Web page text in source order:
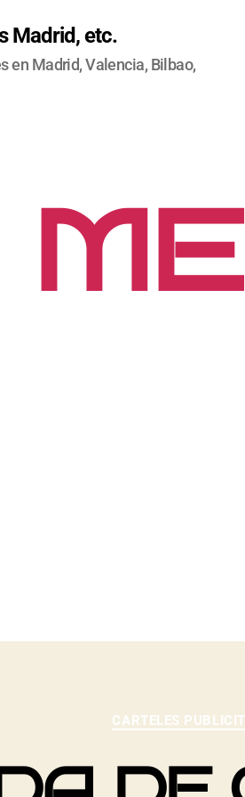
Madrid, etc.
en Madrid, Valencia, Bilbao,
CARTELES